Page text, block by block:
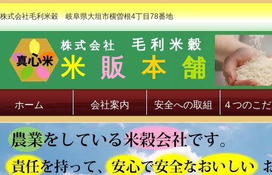
株式会社毛利米穀 岐阜県大垣市横曽根4丁目78番地
株式会社 毛利米穀
米 販 本 舗
ホーム 会社案内 安全への取組 ４つのこ